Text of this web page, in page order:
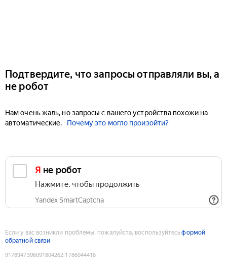
Подтвердите, что запросы отправляли вы, а
не робот
Нам очень жаль, но запросы с вашего устройства похожи на
автоматические.
Почему это могло произойти?
Я не робот
Нажмите, чтобы продолжить
Yandex SmartCaptcha
Если у вас возникли проблемы, пожалуйста, воспользуйтесьформой
обратной связи
9178947396091804262:1786044416